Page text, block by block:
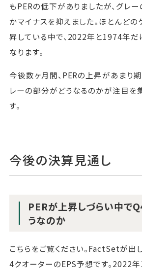
もPERの低下がありましたが、グレ
かマイナスを抑えました。ほとんど
昇している中で、2022年と1974年だ
なります。
今後数ヶ月間、PERの上昇があまり
レーの部分がどうなるのかが注目を
す。
今後の決算見通し
PERが上昇しづらい中で
うなのか
こちらをご覧ください。FactSetが出
4クオーターのEPS予想です。2022